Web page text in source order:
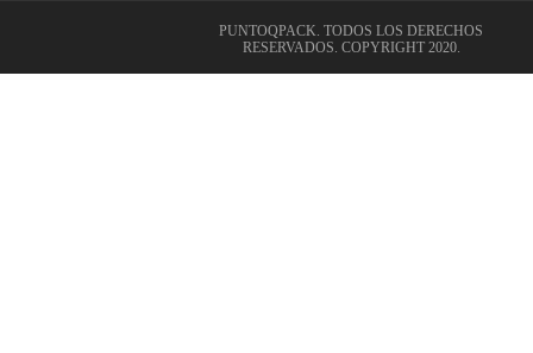
PUNTOQPACK. TODOS LOS DERECHOS
RESERVADOS. COPYRIGHT 2020.